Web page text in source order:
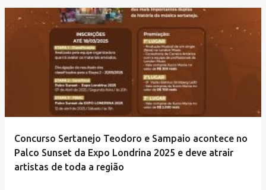
Concurso Sertanejo Teodoro e Sampaio acontece no
Palco Sunset da Expo Londrina 2025 e deve atrair
artistas de toda a região